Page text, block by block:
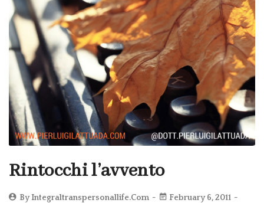
Rintocchi l’avvento
ByIntegraltranspersonallife.com February 6, 2011